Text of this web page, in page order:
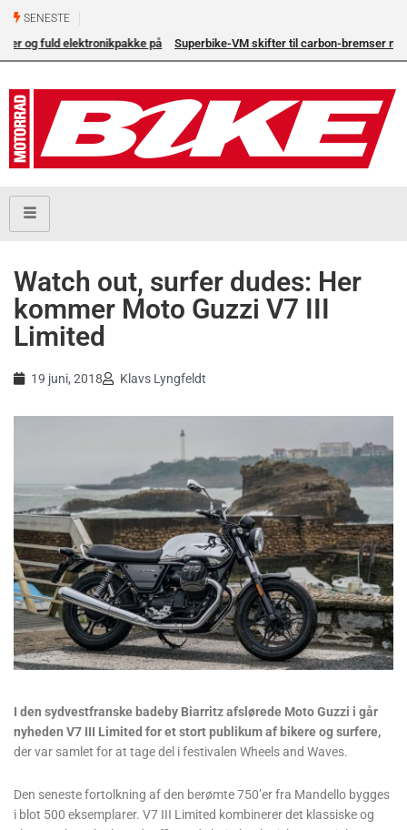
SENESTE
Superbike-VM skifter til carbon-bremser med Brembo som
Watch out, surfer dudes: Her
kommer Moto Guzzi V7 III
Limited
19 juni, 2018 Klavs Lyngfeldt
I den sydvestfranske badeby Biarritz afslørede Moto Guzzi i går
nyheden V7 III Limited for et stort publikum af bikere og surfere,
der var samlet for at tage del i festivalen Wheels and Waves.
Den seneste fortolkning af den berømte 750’er fra Mandello bygges
i blot 500 eksemplarer. V7 III Limited kombinerer det klassiske og